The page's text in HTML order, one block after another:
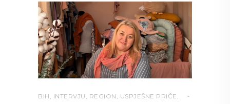
BIH , INTERVJU , REGION , USPJEŠNE PRIČE ,